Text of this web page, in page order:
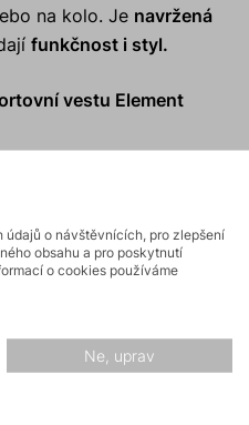
na kolo. Je navržená
funkčnost i styl.
vestu Element
ať děláte cokoliv.
panelům.
a moderního designu.
sportovkyně.
údajů o návštěvnících, pro zlepšení
obsahu a pro poskytnutí
o cookies používáme
Ne, uprav